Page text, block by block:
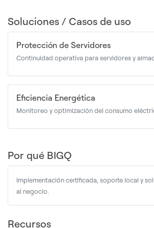
Soluciones / Casos de uso
Protección de Servidores
Continuidad operativa para servidores y
Eficiencia Energética
Monitoreo y optimización del consumo
Por qué BIGQ
Implementación certificada, soporte local y
al negocio.
Recursos